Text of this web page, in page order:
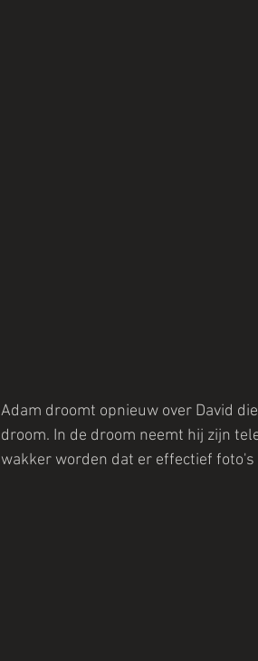
Adam droomt opnieuw over David
droom. In de droom neemt hij zijn
wakker worden dat er effectief